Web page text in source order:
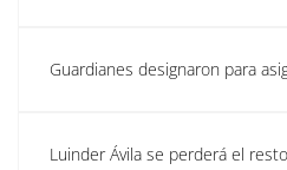
Guardianes designaron para
Luinder Ávila se perderá el